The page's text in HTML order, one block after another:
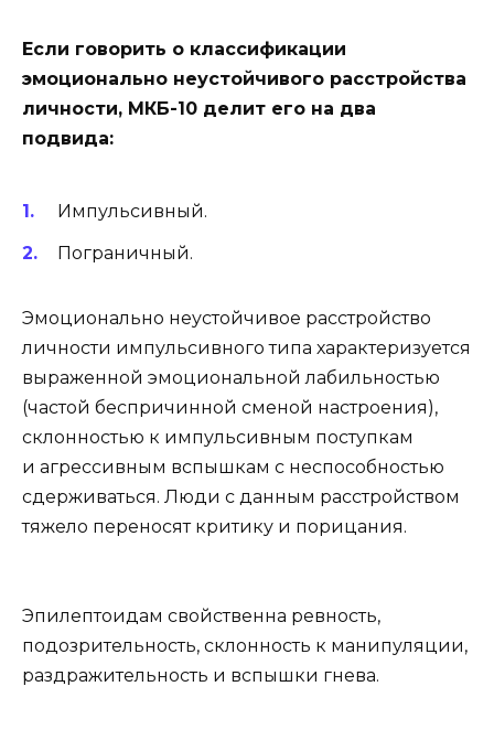
Если говорить о классификации
эмоционально неустойчивого расстройства
личности, МКБ-10 делит его на два
подвида:
Импульсивный.
Пограничный.
Эмоционально неустойчивое расстройство
личности импульсивного типа характеризуется
выраженной эмоциональной лабильностью
(частой беспричинной сменой настроения),
склонностью к импульсивным поступкам
и агрессивным вспышкам с неспособностью
сдерживаться. Люди с данным расстройством
тяжело переносят критику и порицания.
Эпилептоидам свойственна ревность,
подозрительность, склонность к манипуляции,
раздражительность и вспышки гнева.